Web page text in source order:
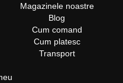
Magazinele noastre
Blog
Cum comand
Cum platesc
Transport